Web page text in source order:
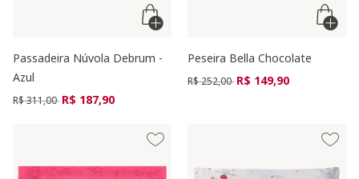
Passadeira Núvola Debrum -
Azul
Preço reduzido de
R$ 311,00 para
R$ 187,90
Peseira Bella Chocolate
Preço reduzido de
R$ 252,00 para
R$ 149,90